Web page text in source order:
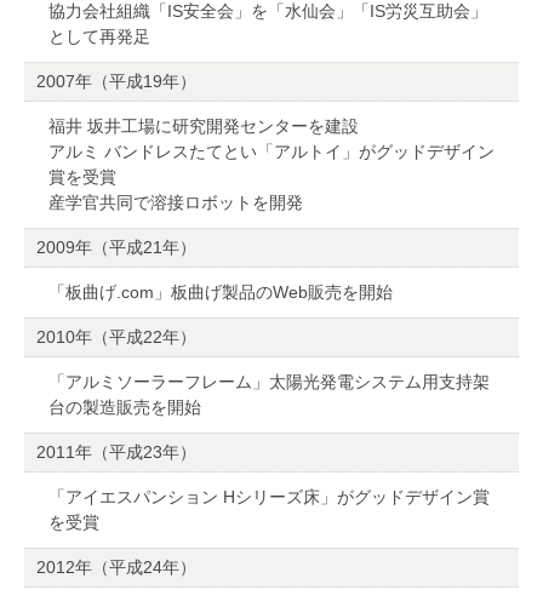
協力会社組織「IS安全会」を「水仙会」「IS労災互助会」
として再発足
2007年（平成19年）
福井 坂井工場に研究開発センターを建設
アルミ バンドレスたてとい「アルトイ」がグッドデザイン
賞を受賞
産学官共同で溶接ロボットを開発
2009年（平成21年）
「板曲げ.com」板曲げ製品のWeb販売を開始
2010年（平成22年）
「アルミソーラーフレーム」太陽光発電システム用支持架
台の製造販売を開始
2011年（平成23年）
「アイエスパンション Hシリーズ床」がグッドデザイン賞
を受賞
2012年（平成24年）